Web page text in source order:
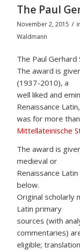
The Paul
November 2, 2015 /
Waldmann
The Paul Gerhard
The award is
(1937-2010), a
well liked and
Renaissance
was for more
Mittellateinische
The award is
medieval or
Renaissance
below.
Original scholarly
Latin primary
sources (with
commentaries)
eligible;